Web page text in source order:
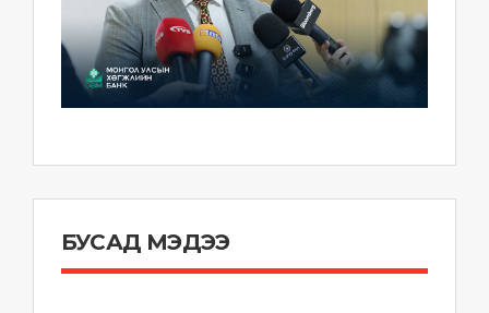
БУСАД МЭДЭЭ